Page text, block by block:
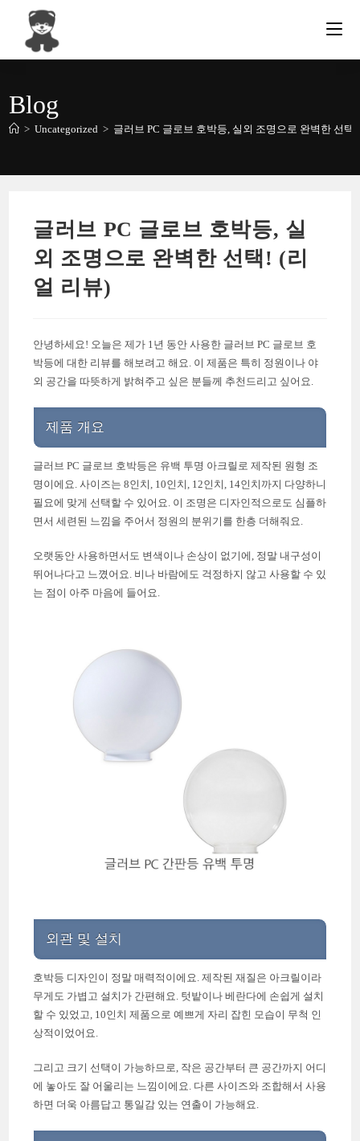
content
Blog
> Uncategorized > 글러브 PC 글로브 호박등, 실외 조명으로 완벽한 선택
글러브 PC 글로브 호박등, 실
외 조명으로 완벽한 선택! (리
얼 리뷰)
안녕하세요! 오늘은 제가 1년 동안 사용한 글러브 PC 글로브 호
박등에 대한 리뷰를 해보려고 해요. 이 제품은 특히 정원이나 야
외 공간을 따뜻하게 밝혀주고 싶은 분들께 추천드리고 싶어요.
제품 개요
글러브 PC 글로브 호박등은 유백 투명 아크릴로 제작된 원형 조
명이에요. 사이즈는 8인치, 10인치, 12인치, 14인치까지 다양하니
필요에 맞게 선택할 수 있어요. 이 조명은 디자인적으로도 심플하
면서 세련된 느낌을 주어서 정원의 분위기를 한층 더해줘요.
오랫동안 사용하면서도 변색이나 손상이 없기에, 정말 내구성이
뛰어나다고 느꼈어요. 비나 바람에도 걱정하지 않고 사용할 수 있
는 점이 아주 마음에 들어요.
외관 및 설치
호박등 디자인이 정말 매력적이에요. 제작된 재질은 아크릴이라
무게도 가볍고 설치가 간편해요. 텃밭이나 베란다에 손쉽게 설치
할 수 있었고, 10인치 제품으로 예쁘게 자리 잡힌 모습이 무척 인
상적이었어요.
그리고 크기 선택이 가능하므로, 작은 공간부터 큰 공간까지 어디
에 놓아도 잘 어울리는 느낌이에요. 다른 사이즈와 조합해서 사용
하면 더욱 아름답고 통일감 있는 연출이 가능해요.